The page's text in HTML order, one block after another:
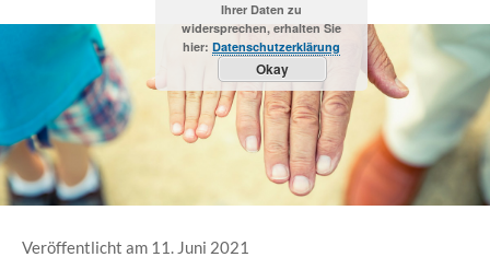
Blog
Kontakt
Veröffentlicht am 11. Juni 2021
Ihrer Daten zu
widersprechen, erhalten Sie
hier: Datenschutzerklärung
Okay